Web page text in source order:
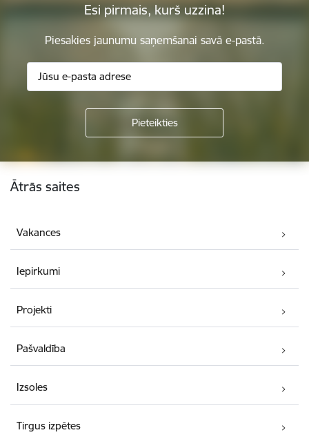
Esi pirmais, kurš uzzina!
Piesakies jaunumu saņemšanai savā e-pastā.
Kājene
Ātrās saites
Vakances
Iepirkumi
Projekti
Pašvaldība
Izsoles
Tirgus izpētes